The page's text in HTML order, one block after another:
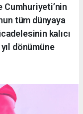
tüm dünyaya
kalıcı
dönümüne